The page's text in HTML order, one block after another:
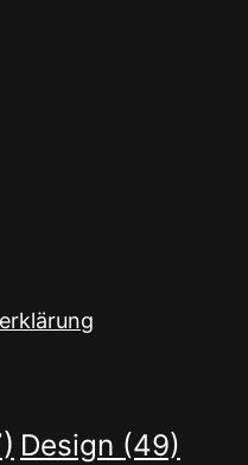
Design (49)